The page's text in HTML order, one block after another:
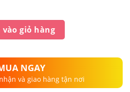
vào giỏ hàng
NGAY
và giao hàng tận nơi